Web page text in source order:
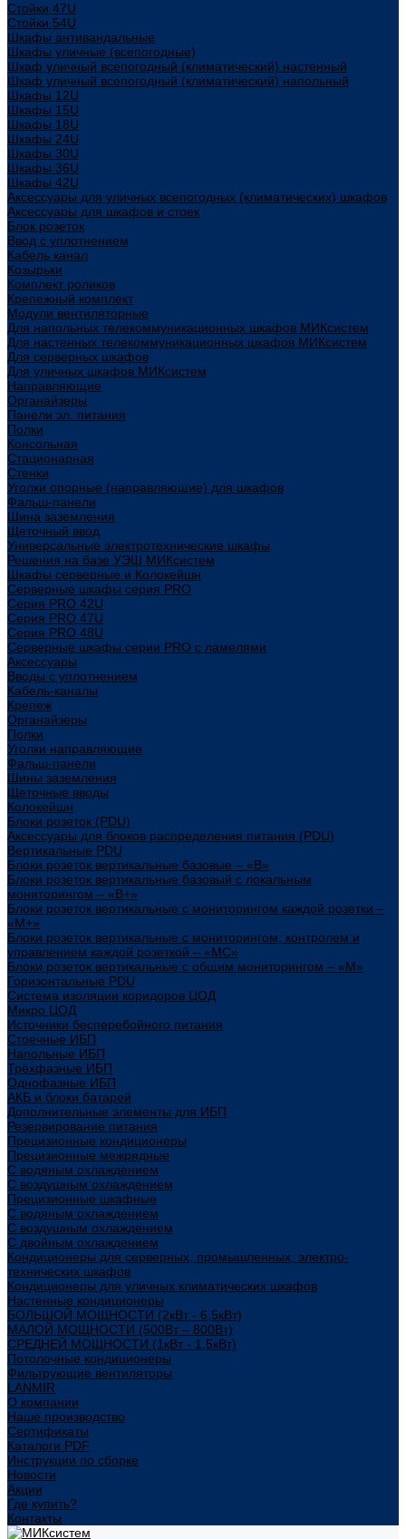
Стойки 47U
Стойки 54U
Шкафы антивандальные
Шкафы уличные (всепогодные)
Шкаф уличный всепогодный (климатический) настенный
Шкаф уличный всепогодный (климатический) напольный
Шкафы 12U
Шкафы 15U
Шкафы 18U
Шкафы 24U
Шкафы 30U
Шкафы 36U
Шкафы 42U
Аксессуары для уличных всепогодных (климатических) шкафов
Аксессуары для шкафов и стоек
Блок розеток
Ввод с уплотнением
Кабель канал
Козырьки
Комплект роликов
Крепежный комплект
Модули вентиляторные
Для напольных телекоммуникационных шкафов МИКсистем
Для настенных телекоммуникационных шкафов МИКсистем
Для серверных шкафов
Для уличных шкафов МИКсистем
Направляющие
Органайзеры
Панели эл. питания
Полки
Консольная
Стационарная
Стенки
Уголки опорные (направляющие) для шкафов
Фальш-панели
Шина заземления
Щеточный ввод
Универсальные электротехнические шкафы
Решения на базе УЭШ МИКсистем
Шкафы серверные и Колокейшн
Серверные шкафы серия PRO
Серия PRO 42U
Серия PRO 47U
Серия PRO 48U
Серверные шкафы серии PRO с ламелями
Аксессуары
Вводы с уплотнением
Кабель-каналы
Крепеж
Органайзеры
Полки
Уголки направляющие
Фальш-панели
Шины заземления
Щеточные вводы
Колокейшн
Блоки розеток (PDU)
Аксессуары для блоков распределения питания (PDU)
Вертикальные PDU
Блоки розеток вертикальные базовые – «В»
Блоки розеток вертикальные базовый с локальным
мониторингом – «В+»
Блоки розеток вертикальные с мониторингом каждой розетки –
«М+»
Блоки розеток вертикальные с мониторингом, контролем и
управлением каждой розеткой – «МС»
Блоки розеток вертикальные с общим мониторингом – «М»
Горизонтальные PDU
Система изоляции коридоров ЦОД
Микро ЦОД
Источники бесперебойного питания
Стоечные ИБП
Напольные ИБП
Трёхфазные ИБП
Однофазные ИБП
АКБ и блоки батарей
Дополнительные элементы для ИБП
Резервирование питания
Прецизионные кондиционеры
Прецизионные межрядные
С водяным охлаждением
С воздушным охлаждением
Прецизионные шкафные
С водяным охлаждением
С воздушным охлаждением
С двойным охлаждением
Кондиционеры для серверных, промышленных, электро-
технических шкафов
Кондиционеры для уличных климатических шкафов
Настенные кондиционеры
БОЛЬШОЙ МОЩНОСТИ (2кВт - 6,5кВт)
МАЛОЙ МОЩНОСТИ (500Вт – 800Вт)
СРЕДНЕЙ МОЩНОСТИ (1кВт - 1,5кВт)
Потолочные кондиционеры
Фильтрующие вентиляторы
LANMIR
О компании
Наше производство
Сертификаты
Каталоги PDF
Инструкции по сборке
Новости
Акции
Где купить?
Контакты